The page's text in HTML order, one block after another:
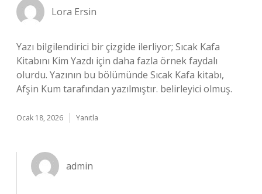
Lora Ersin
Yazı bilgilendirici bir çizgide ilerliyor; Sıcak Kafa
Kitabını Kim Yazdı için daha fazla örnek faydalı
olurdu. Yazının bu bölümünde Sıcak Kafa kitabı,
Afşin Kum tarafından yazılmıştır. belirleyici olmuş.
Ocak 18, 2026 Yanıtla
admin